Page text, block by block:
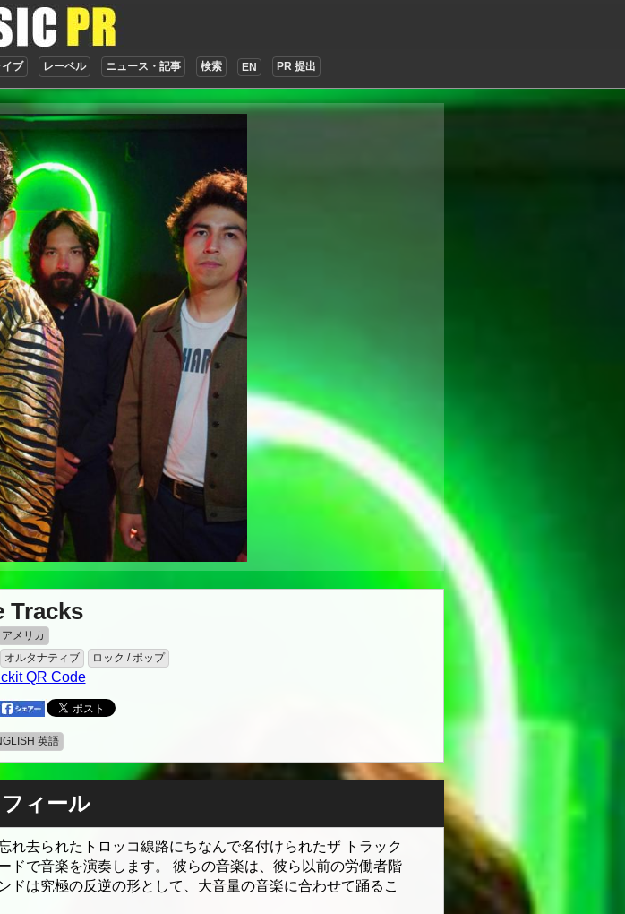
イブ レーベル ニュース・記事 検索 EN PR 提出
Tracks
アメリカ
オルタナティブ ロック / ポップ
英語
ィール
れ去られたトロッコ線路にちなんで名付けられたザ トラック
ドで音楽を演奏します。 彼らの音楽は、彼ら以前の労働者階
は究極の反逆の形として、大音量の音楽に合わせて踊るこ